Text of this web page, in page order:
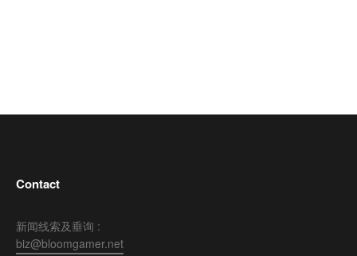
Contact
新闻线索及垂询 :
biz@bloomgamer.net